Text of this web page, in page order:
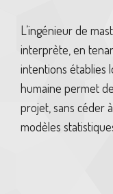
L’ingénieur de
interprète, en
intentions établies
humaine permet
projet, sans céder
modèles